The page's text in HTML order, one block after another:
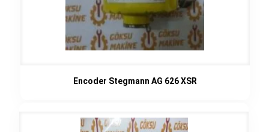
Encoder Stegmann AG 626 XSR